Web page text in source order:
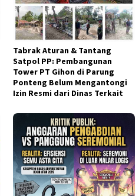
Tabrak Aturan & Tantang
Satpol PP: Pembangunan
Tower PT Gihon di Parung
Ponteng Belum Mengantongi
Izin Resmi dari Dinas Terkait